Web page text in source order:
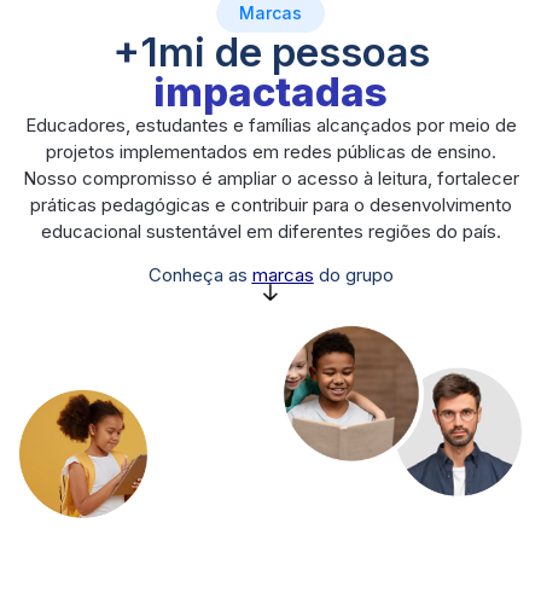
Marcas
+1mi de pessoas
impactadas
Educadores, estudantes e famílias alcançados por meio de
projetos implementados em redes públicas de ensino.
Nosso compromisso é ampliar o acesso à leitura, fortalecer
práticas pedagógicas e contribuir para o desenvolvimento
educacional sustentável em diferentes regiões do país.
Conheça as marcas do grupo